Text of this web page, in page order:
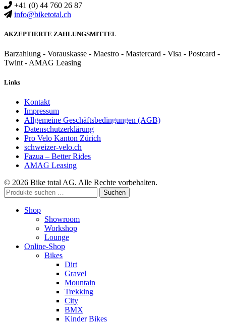
+41 (0) 44 760 26 87
info@biketotal.ch
AKZEPTIERTE ZAHLUNGSMITTEL
Barzahlung - Vorauskasse - Maestro - Mastercard - Visa - Postcard -
Twint - AMAG Leasing
Links
Kontakt
Impressum
Allgemeine Geschäftsbedingungen (AGB)
Datenschutzerklärung
Pro Velo Kanton Zürich
schweizer-velo.ch
Fazua – Better Rides
AMAG Leasing
© 2026 Bike total AG. Alle Rechte vorbehalten.
Suchen
nach:
Suchen
Shop
Showroom
Workshop
Lounge
Online-Shop
Bikes
Dirt
Gravel
Mountain
Trekking
City
BMX
Kinder Bikes